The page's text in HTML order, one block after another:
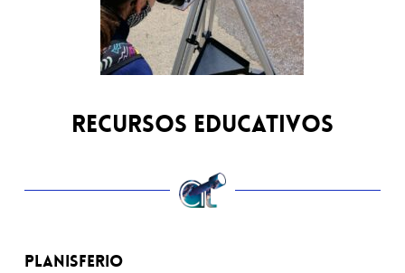
Recursos educativos
Planisferio